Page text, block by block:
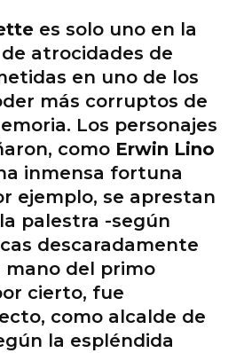
es solo uno en la
atrocidades de
en uno de los
más corruptos de
Los personajes
como Erwin Lino
inmensa fortuna
ejemplo, se aprestan
palestra -según
descaradamente
mano del primo
cierto, fue
como alcalde de
la espléndida